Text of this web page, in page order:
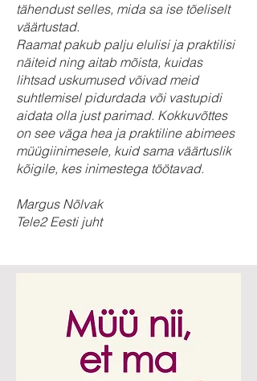
tähendust selles, mida sa ise tõeliselt
väärtustad.
Raamat pakub palju elulisi ja praktilisi
näiteid ning aitab mõista, kuidas
lihtsad uskumused võivad meid
suhtlemisel pidurdada või vastupidi
aidata olla just parimad. Kokkuvõttes
on see väga hea ja praktiline abimees
müügiinimesele, kuid sama väärtuslik
kõigile, kes inimestega töötavad.
Margus Nõlvak
Tele2 Eesti juht